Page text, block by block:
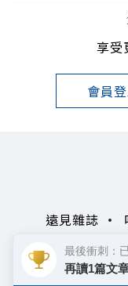
享受
會員
遠見雜誌
未來親子學習
最後衝刺：
再讀1篇文